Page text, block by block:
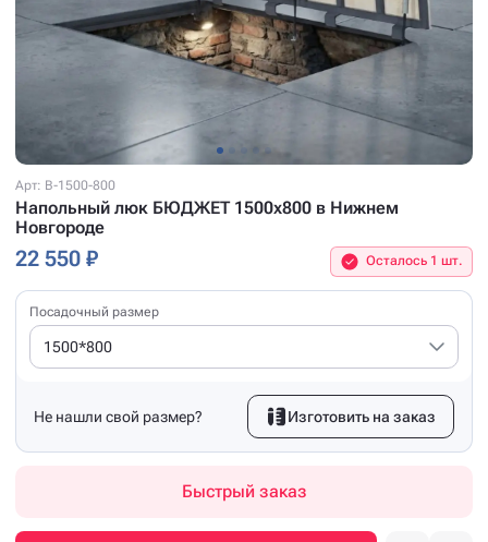
Арт: B-1500-800
Напольный люк БЮДЖЕТ 1500x800 в Нижнем
Новгороде
22 550 ₽ Осталось 1 шт.
Посадочный размер
1500*800
Не нашли свой размер? Изготовить на заказ
Быстрый заказ